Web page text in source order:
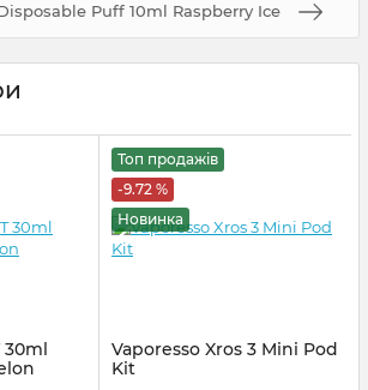
Puff 10ml Raspberry Ice
30ml
Топ продажів
-9.72 %
Новинка
Vaporesso Xros 3 Mini Pod
Kit